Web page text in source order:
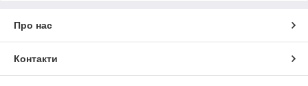
Про нас
Контакти